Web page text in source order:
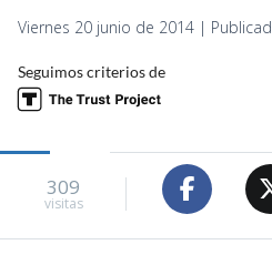
Viernes 20 junio de 2014 |
Seguimos criterios de
309
visitas